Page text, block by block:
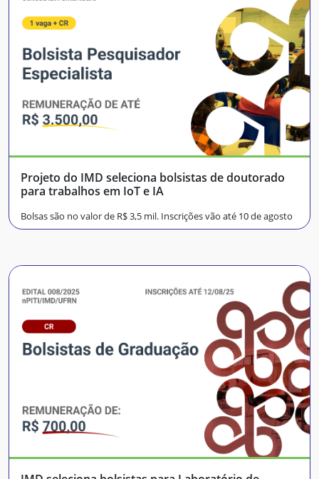
Projeto do IMD seleciona bolsistas de doutorado
para trabalhos em IoT e IA
Bolsas são no valor de R$ 3,5 mil. Inscrições vão até 10 de agosto